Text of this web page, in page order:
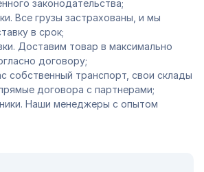
законодательства;
Все грузы застрахованы, и мы
в срок;
Доставим товар в максимально
договору;
собственный транспорт, свои склады
договора с партнерами;
Наши менеджеры с опытом